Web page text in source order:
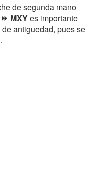
de segunda mano
MXYes importante
antiguedad, pues se